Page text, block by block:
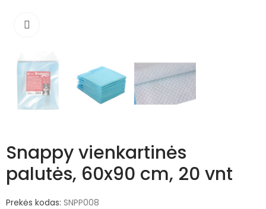
Snappy vienkartinės
palutės, 60x90 cm, 20 vnt
Prekės kodas: SNPP008